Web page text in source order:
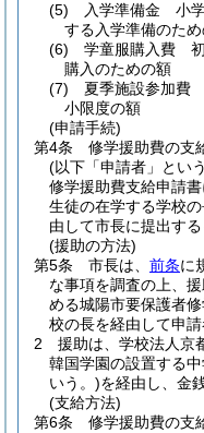
(5)
入学準備金 小
する入学準備のた
(6)
学童服購入費 初
購入のための額
(7)
夏季施設参加費
小限度の額
(申請手続)
第4条
修学援助費の支
(以下「申請者」とい
修学援助費支給申請
生徒の在学する学校
由して市長に提出する
(援助の方法)
第5条
市長は、 前条に
な事項を調査の上、
める城陽市要保護者
校の長を経由して申請
2
援助は、学校法人京
韓国学園の設置する
いう。)を経由し、金
(支給方法)
第6条
修学援助費の支